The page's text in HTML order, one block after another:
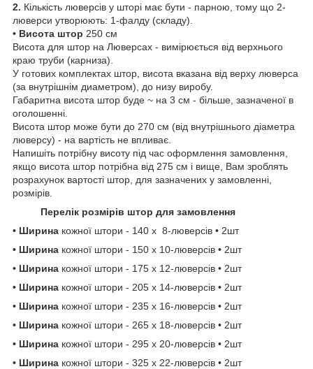
2. Кількість люверсів у шторі має бути - парною, тому що 2-
люверси утворюють: 1-фалду (складу).
• Висота штор 250 см
Висота для штор на Люверсах - вимірюється від верхнього
краю труби (карниза).
У готових комплектах штор, висота вказана від верху люверса
(за внутрішнім диаметром), до низу виробу.
Габаритна висота штор буде ~ на 3 см - більше, зазначеної в
оголошенні.
Висота штор може бути до 270 см (від внутрішнього діаметра
люверсу) - на вартість не впливає.
Напишіть потрібну висоту під час оформлення замовлення,
якщо висота штор потрібна від 275 см і вище, Вам зроблять
розрахунок вартості штор, для зазначених у замовленні,
розмірів.
Перелік розмірів штор для замовлення
• Ширина кожної штори - 140 х 8-люверсів • 2шт
• Ширина кожної штори - 150 х 10-люверсів • 2шт
• Ширина кожної штори - 175 х 12-люверсів • 2шт
• Ширина кожної штори - 205 х 14-люверсів • 2шт
• Ширина кожної штори - 235 х 16-люверсів • 2шт
• Ширина кожної штори - 265 х 18-люверсів • 2шт
• Ширина кожної штори - 295 х 20-люверсів • 2шт
• Ширина кожної штори - 325 х 22-люверсів • 2шт